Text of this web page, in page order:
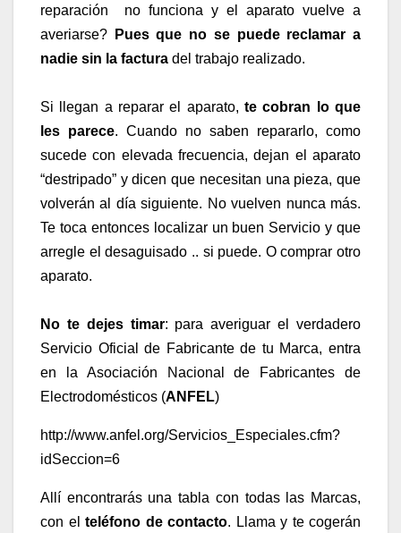
reparación no funciona y el aparato vuelve a
averiarse?
Pues que no se puede reclamar a
nadie sin la factura del trabajo realizado.
Si llegan a reparar el aparato, te cobran
lo que
les parece. Cuando no saben repararlo, como
sucede con elevada frecuencia, dejan el aparato
“destripado” y dicen que necesitan una pieza, que
volverán al día siguiente. No vuelven nunca más.
Te toca entonces localizar un buen Servicio y que
arregle el desaguisado .. si puede. O comprar otro
aparato.
No te dejes timar: para averiguar elverdadero
Servicio Oficial de Fabricantede tu Marca, entra
en la Asociación Nacional de Fabricantes de
E lectrodomésticos (ANFEL)
http://www.anfel.org/Servicios_Especiales.cfm?
idSeccion=6
Allí encontrarás una tabla con todas las Marcas,
con el teléfono de contacto. Llama y te cogerán